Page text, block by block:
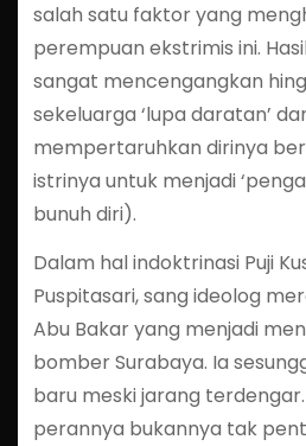
salah satu faktor yang
perempuan ekstrimis ini.
sangat mencengangkan
sekeluarga ‘lupa daratan’
mempertaruhkan dirinya
istrinya untuk menjadi
bunuh diri).
Dalam hal indoktrinasi Puji
Puspitasari, sang ideolog
Abu Bakar yang menjadi
bomber Surabaya. Ia
baru meski jarang
perannya bukannya tak